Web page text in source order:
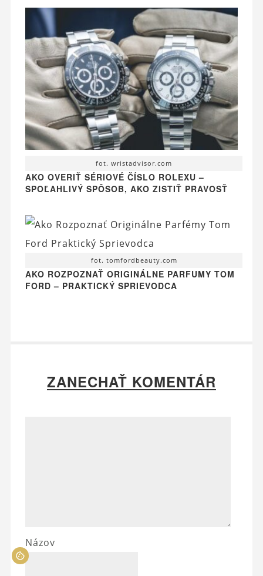
fot. wristadvisor.com
AKO OVERIŤ SÉRIOVÉ ČÍSLO ROLEXU –
SPOĽAHLIVÝ SPÔSOB, AKO ZISTIŤ PRAVOSŤ
fot. tomfordbeauty.com
AKO ROZPOZNAŤ ORIGINÁLNE PARFUMY TOM
FORD – PRAKTICKÝ SPRIEVODCA
ZANECHAŤ KOMENTÁR
Názov